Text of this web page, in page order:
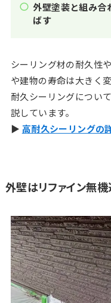
外壁塗装と組み合
ばす
シーリング材の耐久性
や建物の寿命は大きく
耐久シーリングについ
説しています。
▶︎ 高耐久シーリングの
外壁はリファイン無